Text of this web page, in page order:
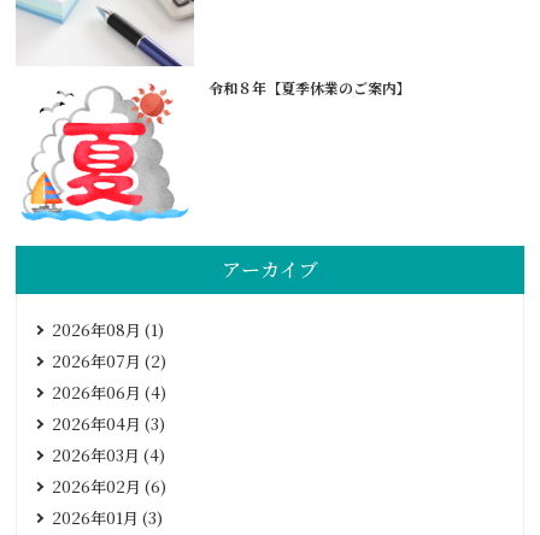
令和８年【夏季休業のご案内】
アーカイブ
2026年08月 (1)
2026年07月 (2)
2026年06月 (4)
2026年04月 (3)
2026年03月 (4)
2026年02月 (6)
2026年01月 (3)